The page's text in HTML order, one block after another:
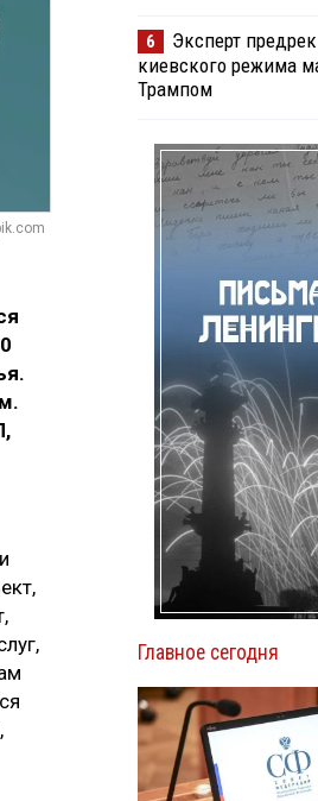
6
Эксперт
киевского режима
Трампом
Главное сегодня